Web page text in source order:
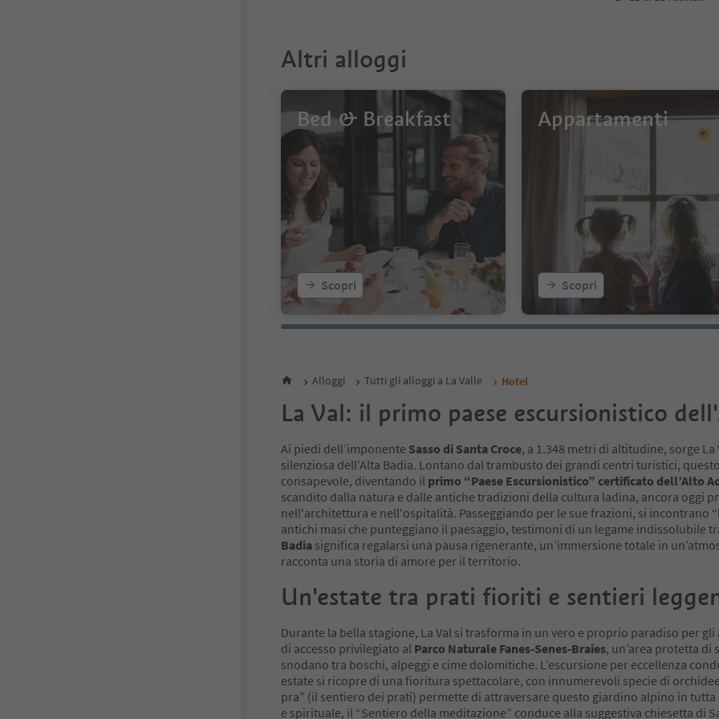
Altri alloggi
Bed & Breakfast
Scopri
Appartamenti
Scopri
Alloggi Tutti gli alloggi a La Valle Hotel
La Val: il primo paese escursionistico
Ai piedi dell’imponente Sasso di Santa Croce, a 1.348 metri di altitudine, sorge
silenziosa dell’Alta Badia. Lontano dal trambusto dei grandi centri turistici,
consapevole, diventando il primo “Paese Escursionistico” certificato dell’Alto
scandito dalla natura e dalle antiche tradizioni della cultura ladina, ancora oggi
nell'architettura e nell'ospitalità. Passeggiando per le sue frazioni, si incontrano
antichi masi che punteggiano il paesaggio, testimoni di un legame indissolubile
Badia significa regalarsi una pausa rigenerante, un’immersione totale in
racconta una storia di amore per il territorio.
Un'estate tra prati fioriti e sentieri
Durante la bella stagione, La Val si trasforma in un vero e proprio paradiso per
di accesso privilegiato al Parco Naturale Fanes-Senes-Braies, un’area protetta
snodano tra boschi, alpeggi e cime dolomitiche. L’escursione per eccellenza
estate si ricopre di una fioritura spettacolare, con innumerevoli specie di
pra” (il sentiero dei prati) permette di attraversare questo giardino alpino in tutta
e spirituale, il “Sentiero della meditazione” conduce alla suggestiva chiesetta di